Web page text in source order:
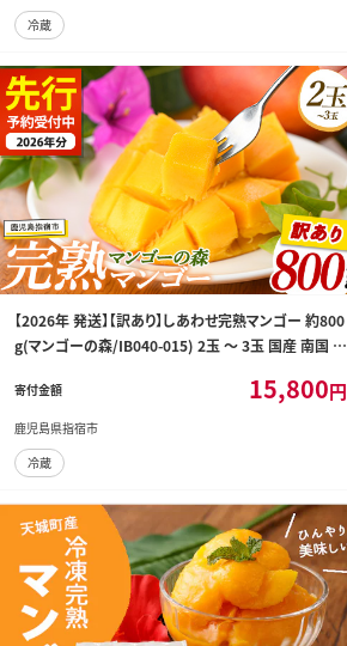
冷蔵
【2026年 発送】【訳あり】しあわせ完熟マンゴー 約800
g(マンゴーの森/IB040-015) 2玉 ～ 3玉 国産 南国 指
の フルーツ 完熟 産地直送 お取り寄せ
寄付金額 15,800円
鹿児島県指宿市
冷蔵